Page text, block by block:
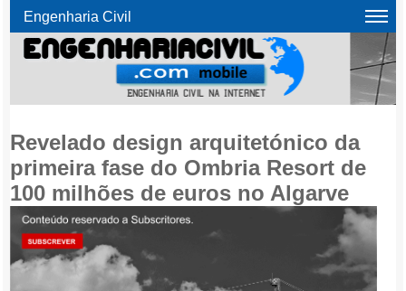
Engenharia Civil
Revelado design arquitetónico da
primeira fase do Ombria Resort de
100 milhões de euros no Algarve